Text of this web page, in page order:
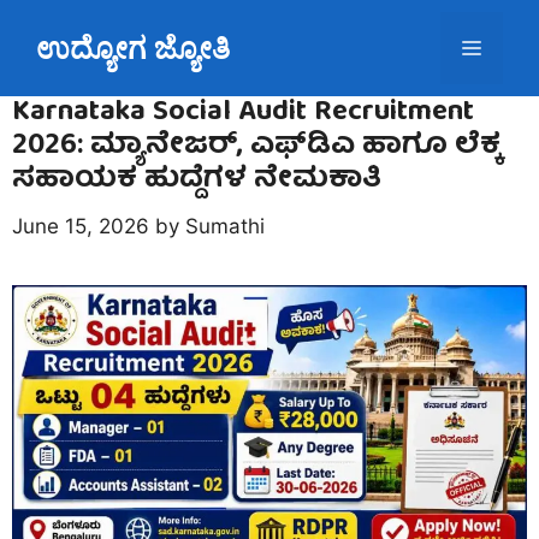
ಉದ್ಯೋಗ ಜ್ಯೋತಿ Menu
Karnataka Social Audit Recruitment
2026: ಮ್ಯಾನೇಜರ್, ಎಫ್‌ಡಿಎ ಹಾಗೂ ಲೆಕ್ಕ
ಸಹಾಯಕ ಹುದ್ದೆಗಳ ನೇಮಕಾತಿ
June 15, 2026 by Sumathi